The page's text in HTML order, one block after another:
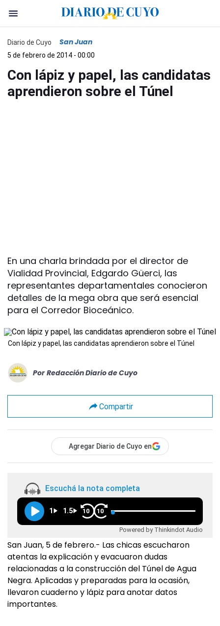
Diario de Cuyo San Juan
5 de febrero de 2014 - 00:00
Con lápiz y papel, las candidatas
aprendieron sobre el Túnel
En una charla brindada por el director de
Vialidad Provincial, Edgardo Güerci, las
representantes departamentales conocieron
detalles de la mega obra que será esencial
para el Corredor Bioceánico.
Con lápiz y papel, las candidatas aprendieron sobre el Túnel
Por Redacción Diario de Cuyo
Compartir
Agregar Diario de Cuyo en
Escuchá la nota completa
1 1.5 10 10
Powered by Thinkindot Audio
San Juan, 5 de febrero.- Las chicas escucharon
atentas la explicación y evacuaron dudas
relacionadas a la construcción del Túnel de Agua
Negra. Aplicadas y preparadas para la ocasión,
llevaron cuaderno y lápiz para anotar datos
importantes.